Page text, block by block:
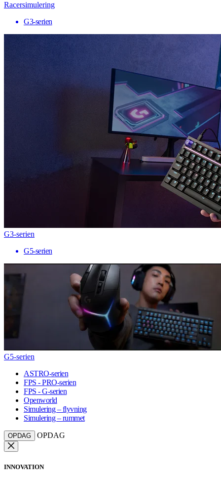
Racersimulering
G3-serien
G3-serien
G5-serien
G5-serien
ASTRO-serien
FPS - PRO-serien
FPS - G-serien
Openworld
Simulering – flyvning
Simulering – rummet
OPDAG OPDAG
INNOVATION